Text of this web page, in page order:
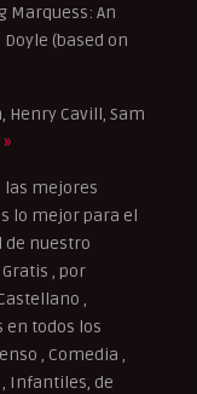
Marquess: An
(based on
Henry Cavill, Sam
las mejores
lo mejor para el
nuestro
, por
,
en todos los
, Comedia ,
Infantiles, de